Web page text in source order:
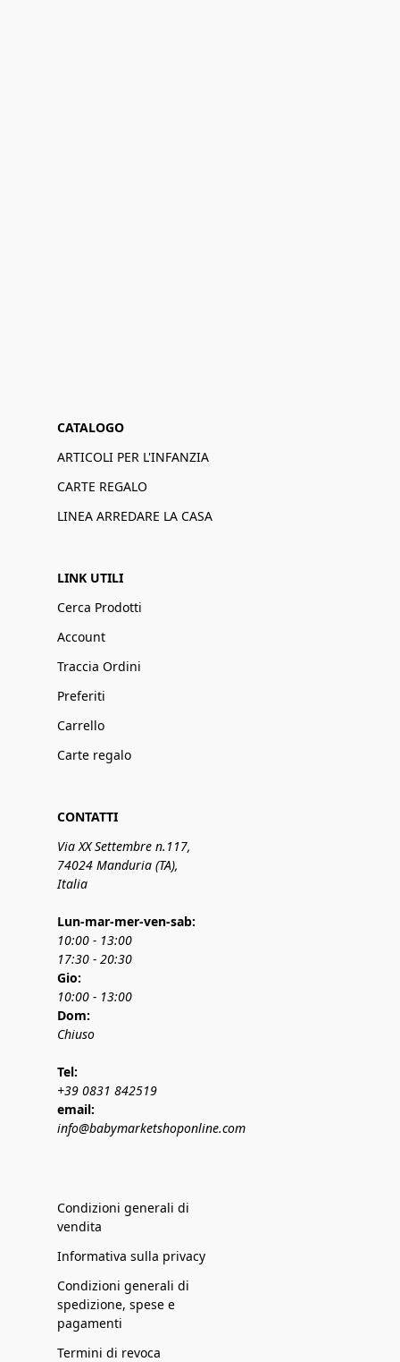
CATALOGO
ARTICOLI PER L'INFANZIA
CARTE REGALO
LINEA ARREDARE LA CASA
LINK UTILI
Cerca Prodotti
Account
Traccia Ordini
Preferiti
Carrello
Carte regalo
CONTATTI
Via XX Settembre n.117,
74024 Manduria (TA),
Italia
Lun-mar-mer-ven-sab:
10:00 - 13:00
17:30 - 20:30
Gio:
10:00 - 13:00
Dom:
Chiuso
Tel:
+39 0831 842519
email:
info@babymarketshoponline.com
Condizioni generali di
vendita
Informativa sulla privacy
Condizioni generali di
spedizione, spese e
pagamenti
Termini di revoca